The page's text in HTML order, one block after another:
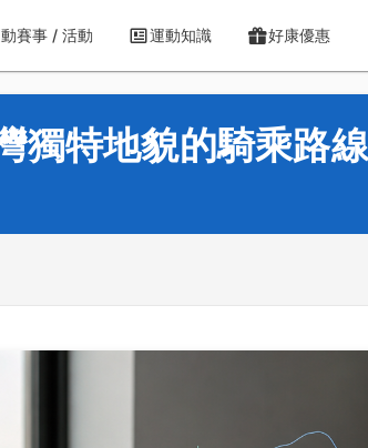
賽事 / 活動 運動知識 好康優惠
獨特地貌的騎乘路